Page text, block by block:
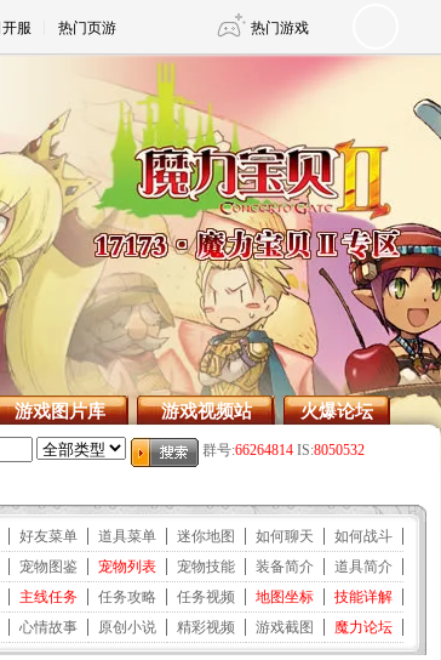
服 热门页游 热门游戏
魔兽 DNF 传奇4
天堂 剑网3旗舰版 新天龙八部
王权与自由 诛仙世界 仙剑世界
游戏图片库 游戏视频站 火爆论坛